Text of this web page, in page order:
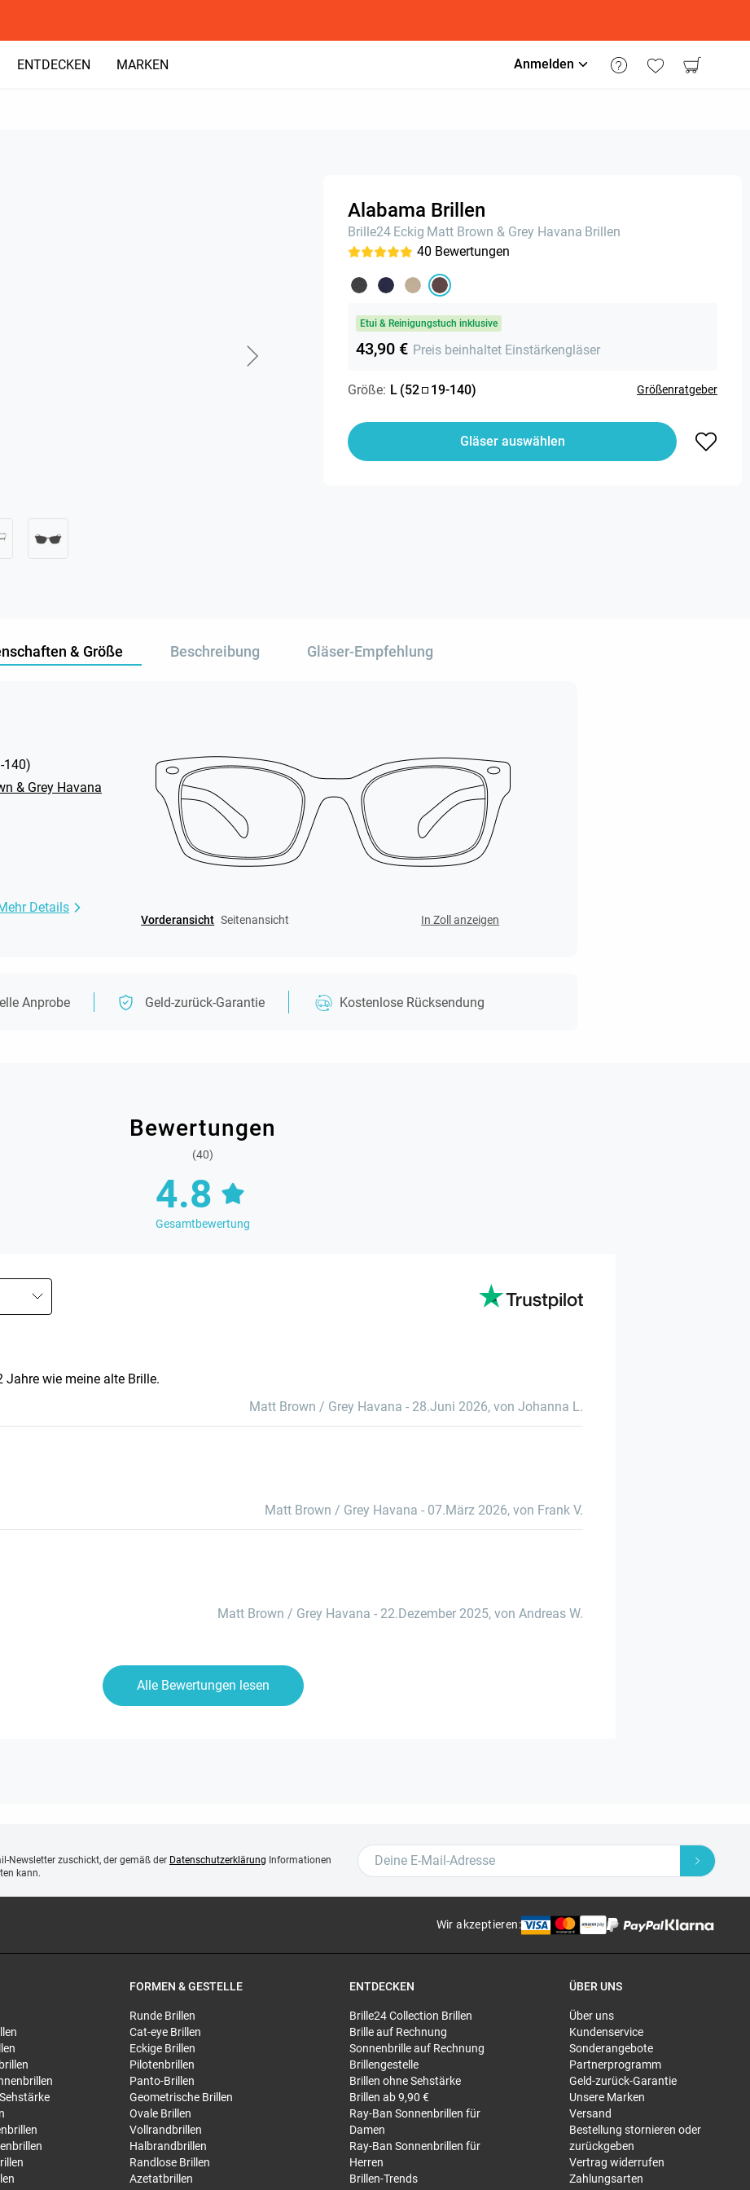
ENTDECKEN MARKEN Anmelden
Alabama Brillen
Brille24 Eckig Matt Brown & Grey Havana Brillen
40 Bewertungen
Etui & Reinigungstuch inklusive
43,90 € Preis beinhaltet Einstärkengläser
Größe: L (52 19-140) Größenratgeber
Gläser auswählen
& Größe Beschreibung Gläser-Empfehlung
-140)
& Grey Havana
Details
Vorderansicht Seitenansicht In Zoll anzeigen
Anprobe Geld-zurück-Garantie Kostenlose Rücksendung
Bewertungen
(40)
4.8
Gesamtbewertung
wie meine alte Brille.
Matt Brown / Grey Havana - 28.Juni 2026, von Johanna L.
Matt Brown / Grey Havana - 07.März 2026, von Frank V.
Matt Brown / Grey Havana - 22.Dezember 2025, von Andreas W.
Alle Bewertungen lesen
Newsletter zuschickt, der gemäß der Datenschutzerklärung Informationen
kann.
Wir akzeptieren:
FORMEN & GESTELLE
Runde Brillen
Cat-eye Brillen
Eckige Brillen
Pilotenbrillen
Panto-Brillen
Geometrische Brillen
Ovale Brillen
Vollrandbrillen
Halbrandbrillen
Randlose Brillen
Azetatbrillen
ENTDECKEN
Brille24 Collection Brillen
Brille auf Rechnung
Sonnenbrille auf Rechnung
Brillengestelle
Brillen ohne Sehstärke
Brillen ab 9,90 €
Ray-Ban Sonnenbrillen für
Damen
Ray-Ban Sonnenbrillen für
Herren
Brillen-Trends
ÜBER UNS
Über uns
Kundenservice
Sonderangebote
Partnerprogramm
Geld-zurück-Garantie
Unsere Marken
Versand
Bestellung stornieren oder
zurückgeben
Vertrag widerrufen
Zahlungsarten